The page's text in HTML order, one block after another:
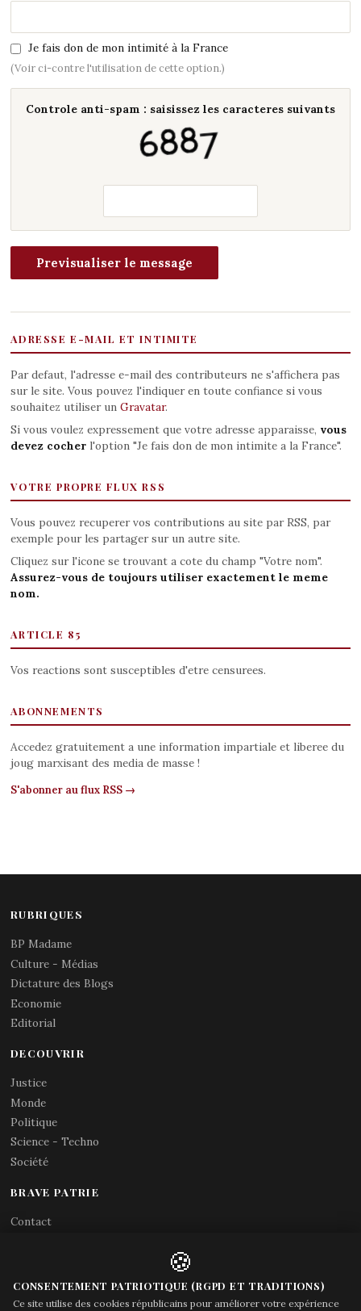
Je fais don de mon intimité à la France
(Voir ci-contre l'utilisation de cette option.)
Controle anti-spam : saisissez les caracteres suivants
ADRESSE E-MAIL ET INTIMITE
Par defaut, l'adresse e-mail des contributeurs ne s'affichera pas
sur le site. Vous pouvez l'indiquer en toute confiance si vous
souhaitez utiliser un Gravatar.
Si vous voulez expressement que votre adresse apparaisse, vous
devez cocherl'option "Je fais don de mon intimite a la France".
VOTRE PROPRE FLUX RSS
Vous pouvez recuperer vos contributions au site par RSS, par
exemple pour les partager sur un autre site.
Cliquez sur l'icone se trouvant a cote du champ "Votre nom".
Assurez-vous de toujours utiliser exactement le meme
nom.
ARTICLE 85
Vos reactions sont susceptibles d'etre censurees.
ABONNEMENTS
Accedez gratuitement a une information impartiale et liberee du
joug marxisant des media de masse !
S'abonner au flux RSS →
RUBRIQUES
BP Madame
Culture - Médias
Dictature des Blogs
Economie
Editorial
DECOUVRIR
Justice
Monde
Politique
Science - Techno
Société
BRAVE PATRIE
Contact
Acces gouvernement
🍪
CONSENTEMENT PATRIOTIQUE (RGPD ET TRADITIONS)
Ce site utilise des cookies républicains pour améliorer votre expérience